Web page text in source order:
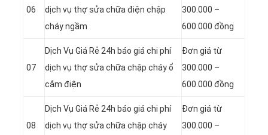
06
dịch vụ thợ sửa chữa điện chập
cháy ngầm
300.000 –
600.000 đồng
07
Dịch Vụ Giá Rẻ 24h báo giá chi phí
dịch vụ thợ sửa chữa chập cháy ổ
cắm điện
Đơn giá từ
300.000 –
600.000 đồng
08
Dịch Vụ Giá Rẻ 24h báo giá chi phí
dịch vụ thợ sửa chữa chập cháy
Đơn giá từ
300.000 –